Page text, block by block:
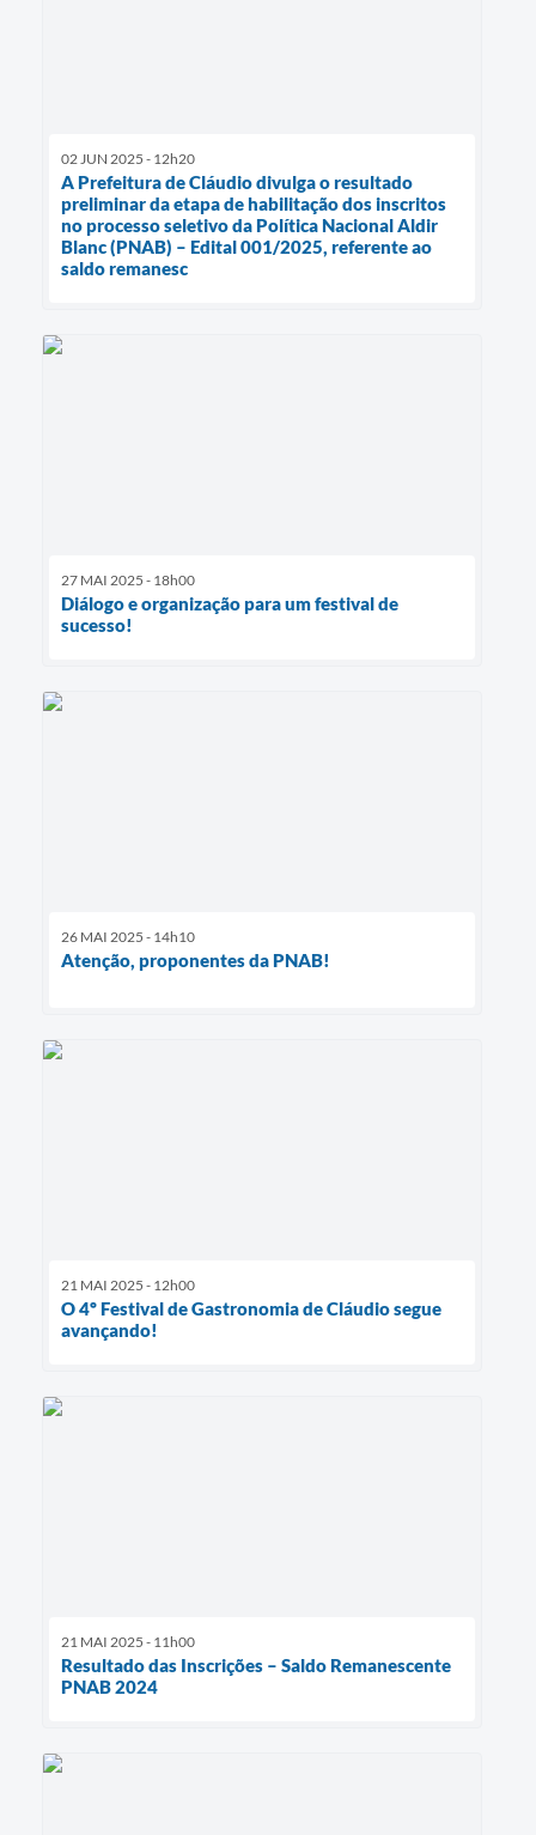
02 JUN 2025 - 12h20
A Prefeitura de Cláudio divulga o resultado
preliminar da etapa de habilitação dos inscritos
no processo seletivo da Política Nacional Aldir
Blanc (PNAB) – Edital 001/2025, referente ao
saldo remanesc
27 MAI 2025 - 18h00
Diálogo e organização para um festival de
sucesso!
26 MAI 2025 - 14h10
Atenção, proponentes da PNAB!
21 MAI 2025 - 12h00
O 4º Festival de Gastronomia de Cláudio segue
avançando!
21 MAI 2025 - 11h00
Resultado das Inscrições – Saldo Remanescente
PNAB 2024